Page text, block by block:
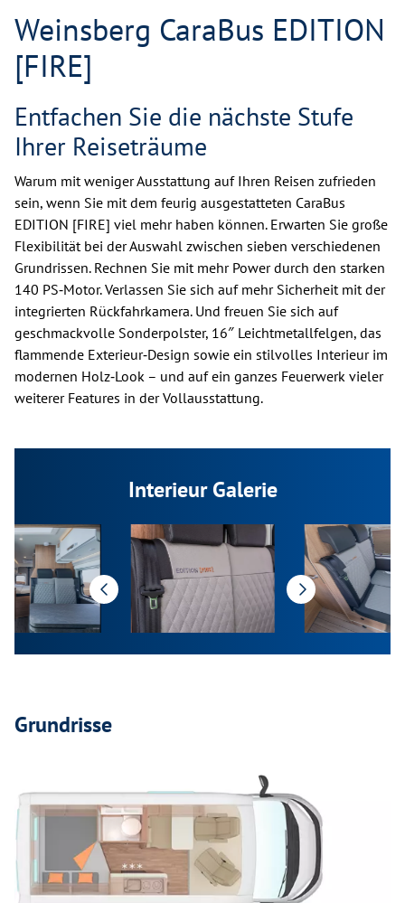
Weinsberg CaraBus EDITION
[FIRE]
Entfachen Sie die nächste Stufe
Ihrer Reiseträume
Warum mit weniger Ausstattung auf Ihren Reisen zufrieden
sein, wenn Sie mit dem feurig ausgestatteten CaraBus
EDITION [FIRE] viel mehr haben können. Erwarten Sie große
Flexibilität bei der Auswahl zwischen sieben verschiedenen
Grundrissen. Rechnen Sie mit mehr Power durch den starken
140 PS‐Motor. Verlassen Sie sich auf mehr Sicherheit mit der
integrierten Rückfahrkamera. Und freuen Sie sich auf
geschmackvolle Sonderpolster, 16″ Leichtmetallfelgen, das
flammende Exterieur‐Design sowie ein stilvolles Interieur im
modernen Holz‐Look – und auf ein ganzes Feuerwerk vieler
weiterer Features in der Vollausstattung.
Interieur Galerie
Grundrisse